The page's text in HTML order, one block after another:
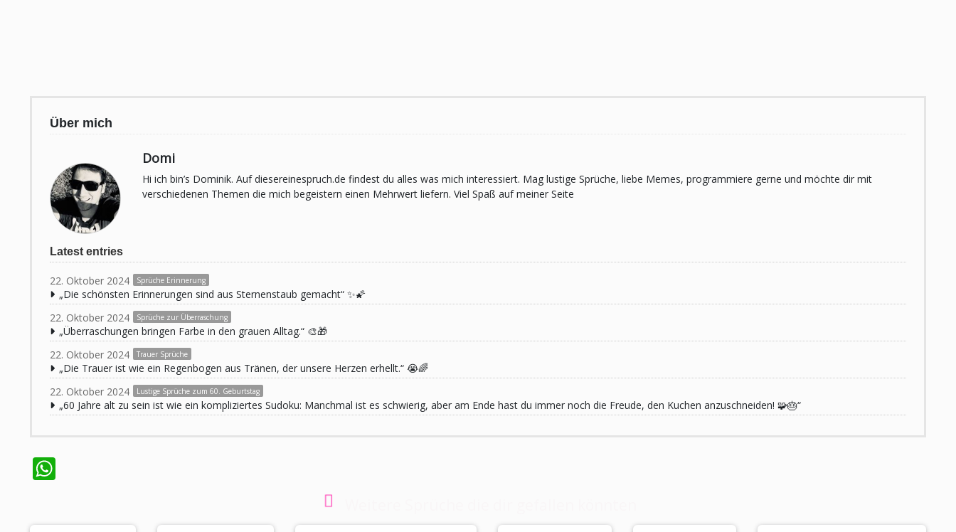
Über mich
Domi
Hi ich bin’s Dominik. Auf diesereinespruch.de findest du alles was mich interessiert. Mag lustige Sprüche, liebe Memes, programmiere gerne und möchte dir mit
verschiedenen Themen die mich begeistern einen Mehrwert liefern. Viel Spaß auf meiner Seite
Latest entries
22. Oktober 2024 Sprüche Erinnerung
„Die schönsten Erinnerungen sind aus Sternenstaub gemacht“ ✨🌠
22. Oktober 2024
Sprüche zur Überraschung
„Überraschungen bringen Farbe in den grauen Alltag.“ 🎨🎁
22. Oktober 2024
Trauer Sprüche
„Die Trauer ist wie ein Regenbogen aus Tränen, der unsere Herzen erhellt.“ 😭🌈
22. Oktober 2024
Lustige Sprüche zum 60. Geburtstag
„60 Jahre alt zu sein ist wie ein kompliziertes Sudoku: Manchmal ist es schwierig, aber am Ende hast du immer noch die Freude, den Kuchen anzuschneiden! 🧩🎂“